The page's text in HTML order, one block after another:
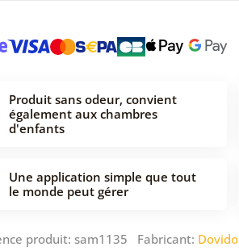
Produit sans odeur, convient
également aux chambres
d'enfants
Une application simple que tout
le monde peut gérer
produit: sam1135 Fabricant: Dovido